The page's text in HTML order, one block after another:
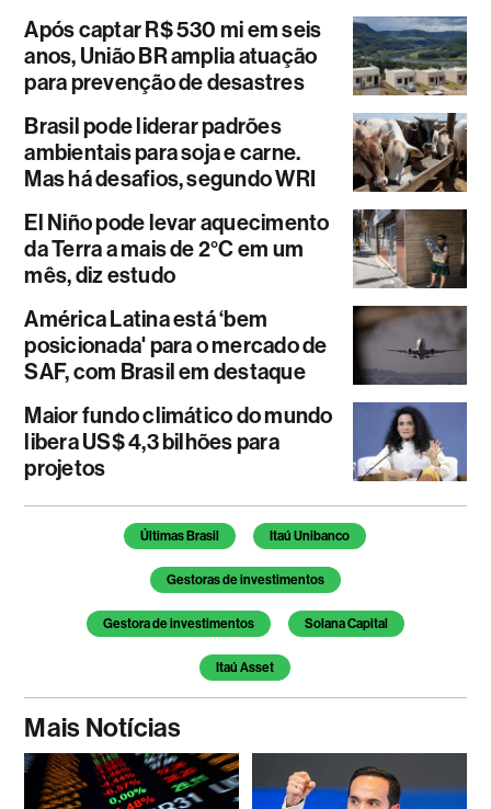
Após captar R$ 530 mi em seis
anos, União BR amplia atuação
para prevenção de desastres
Brasil pode liderar padrões
ambientais para soja e carne.
Mas há desafios, segundo WRI
El Niño pode levar aquecimento
da Terra a mais de 2°C em um
mês, diz estudo
América Latina está ‘bem
posicionada' para o mercado de
SAF, com Brasil em destaque
Maior fundo climático do mundo
libera US$ 4,3 bilhões para
projetos
Temas deste artigo
Últimas Brasil Itaú Unibanco
Gestoras de investimentos
Gestora de investimentos Solana Capital
Itaú Asset
Mais Notícias